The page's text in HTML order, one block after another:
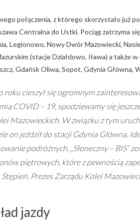
połączenia, z którego skorzystało już
Centralna do Ustki. Pociąg zatrzyma
Legionowo, Nowy Dwór Mazowiecki,
(stacje Działdowo, Iława) a także
Gdańsk Oliwa, Sopot, Gdynia Główna,
roku cieszył się ogromnym
COVID – 19, spodziewamy się
Mazowieckich. W związku z tym
on jeździł do stacji Gdynia Główna.
podróżnych. „Słoneczny – BIS”
piętrowych, które z pewnością
Prezes Zarządu Kolei
jazdy